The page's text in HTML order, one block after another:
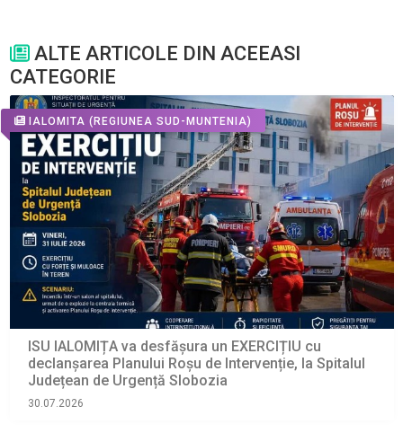
ALTE ARTICOLE DIN ACEEASI
CATEGORIE
IALOMITA (REGIUNEA SUD-MUNTENIA)
ISU IALOMIȚA va desfășura un EXERCIȚIU cu
declanșarea Planului Roșu de Intervenție, la Spitalul
Județean de Urgență Slobozia
30.07.2026